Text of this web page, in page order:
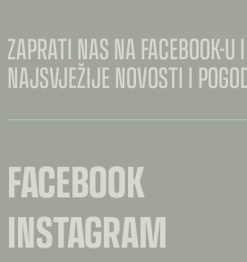
ZAPRATI NAS NA FACEBOOK-
NAJSVJEŽIJE NOVOSTI I
FACEBOOK
INSTAGRAM